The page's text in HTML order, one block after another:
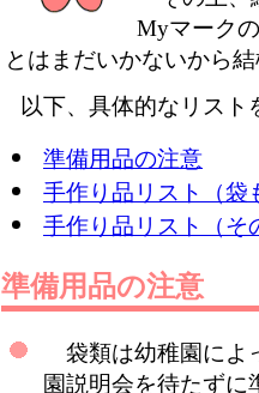
Myマーク
とはまだいかないから
以下、具体的なリスト
準備用品の注意
手作り品リスト（袋
手作り品リスト（そ
準備用品の注意
袋類は幼稚園によ
園説明会を待たずに